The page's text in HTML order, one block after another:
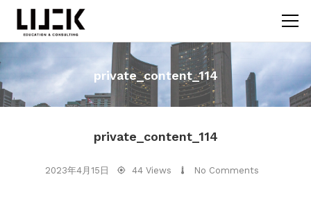
private_content_114
private_content_114
2023年4月15日 44 Views No Comments